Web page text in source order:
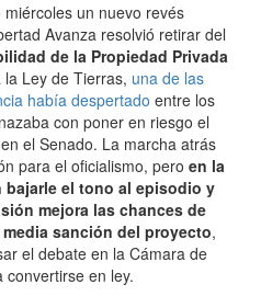
un nuevo revés
Avanza resolvió retirar del
de la Propiedad Privada
Ley de Tierras, una de las
había despertado entre los
con poner en riesgo el
el Senado. La marcha atrás
para el oficialismo, pero en la
bajarle el tono al episodio y
mejora las chances de
sanción del proyecto,
el debate en la Cámara de
convertirse en ley.